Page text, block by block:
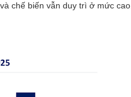
chế biến vẫn duy trì ở mức cao.